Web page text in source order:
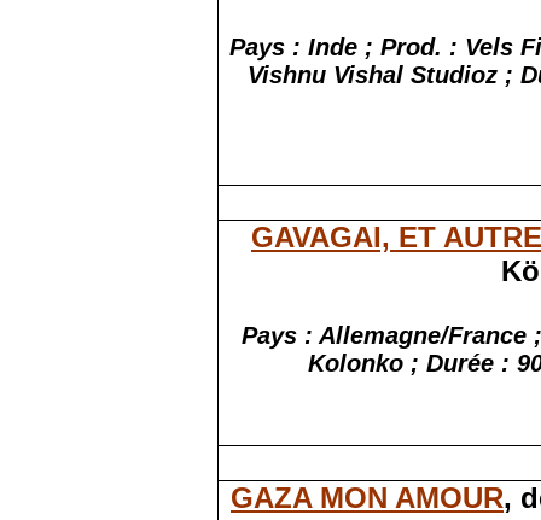
Pays : Inde ; Prod. : Vels
Vishnu Vishal Studioz ;
GAVAGAI, ET
Pays : Allemagne/
Kolonko ; Durée :
GAZA MON AMOUR,